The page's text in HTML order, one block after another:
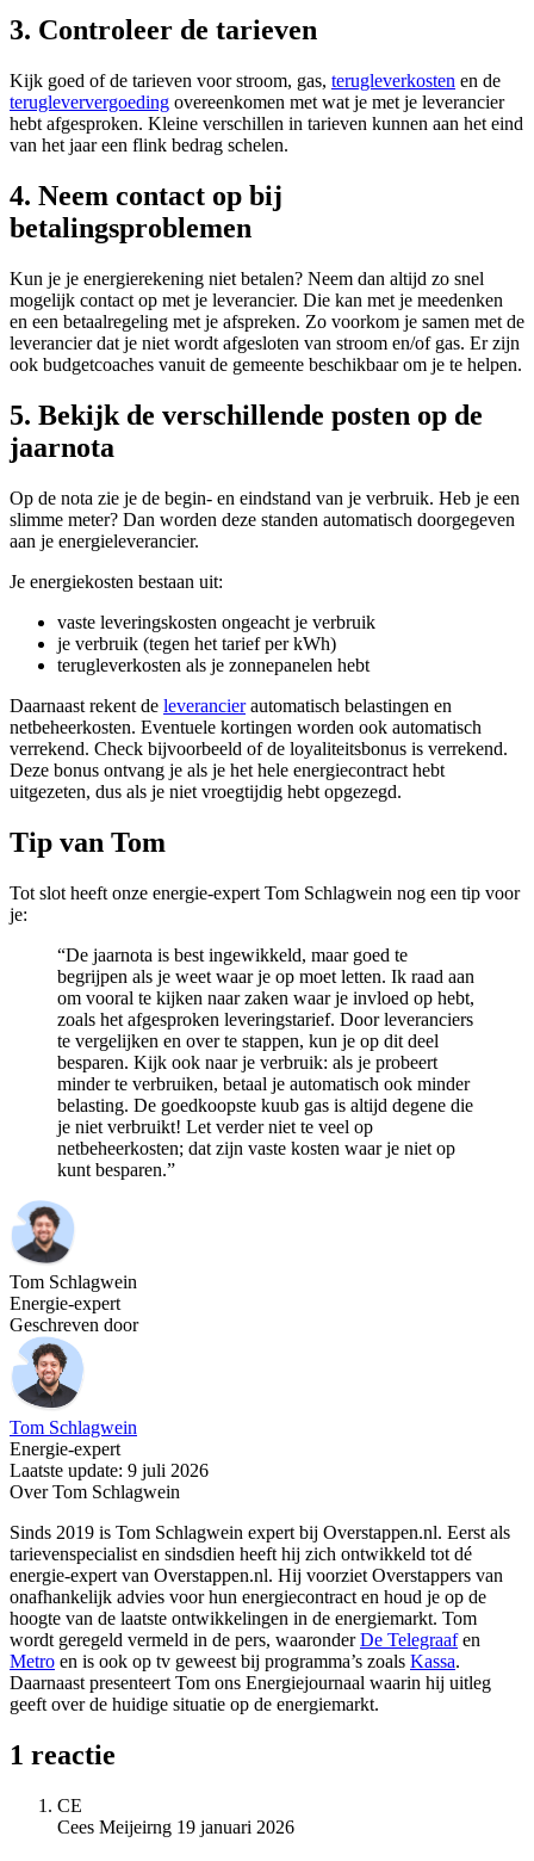
3. Controleer de tarieven
Kijk goed of de tarieven voor stroom, gas, terugleverkosten en de
terugleververgoeding overeenkomen met wat je met je leverancier
hebt afgesproken. Kleine verschillen in tarieven kunnen aan het eind
van het jaar een flink bedrag schelen.
4. Neem contact op bij
betalingsproblemen
Kun je je energierekening niet betalen? Neem dan altijd zo snel
mogelijk contact op met je leverancier. Die kan met je meedenken
en een betaalregeling met je afspreken. Zo voorkom je samen met de
leverancier dat je niet wordt afgesloten van stroom en/of gas. Er zijn
ook budgetcoaches vanuit de gemeente beschikbaar om je te helpen.
5. Bekijk de verschillende posten op de
jaarnota
Op de nota zie je de begin- en eindstand van je verbruik. Heb je een
slimme meter? Dan worden deze standen automatisch doorgegeven
aan je energieleverancier.
Je energiekosten bestaan uit:
vaste leveringskosten ongeacht je verbruik
je verbruik (tegen het tarief per kWh)
terugleverkosten als je zonnepanelen hebt
Daarnaast rekent de leverancierautomatisch belastingen en
netbeheerkosten. Eventuele kortingen worden ook automatisch
verrekend. Check bijvoorbeeld of de loyaliteitsbonus is verrekend.
Deze bonus ontvang je als je het hele energiecontract hebt
uitgezeten, dus als je niet vroegtijdig hebt opgezegd.
Tip van Tom
Tot slot heeft onze energie-expert Tom Schlagwein nog een tip voor
je:
“De jaarnota is best ingewikkeld, maar goed te
begrijpen als je weet waar je op moet letten. Ik raad aan
om vooral te kijken naar zaken waar je invloed op hebt,
zoals het afgesproken leveringstarief. Door leveranciers
te vergelijken en over te stappen, kun je op dit deel
besparen. Kijk ook naar je verbruik: als je probeert
minder te verbruiken, betaal je automatisch ook minder
belasting. De goedkoopste kuub gas is altijd degene die
je niet verbruikt! Let verder niet te veel op
netbeheerkosten; dat zijn vaste kosten waar je niet op
kunt besparen.”
Tom Schlagwein
Energie-expert
Geschreven door
Tom Schlagwein
Energie-expert
Laatste update: 9 juli 2026
Over Tom Schlagwein
Sinds 2019 is Tom Schlagwein expert bij Overstappen.nl. Eerst als
tarievenspecialist en sindsdien heeft hij zich ontwikkeld tot dé
energie-expert van Overstappen.nl. Hij voorziet Overstappers van
onafhankelijk advies voor hun energiecontract en houd je op de
hoogte van de laatste ontwikkelingen in de energiemarkt. Tom
wordt geregeld vermeld in de pers, waaronderDe Telegraafen
Metro en is ook op tv geweest bij programma’s zoals Kassa.
Daarnaast presenteert Tom ons Energiejournaal waarin hij uitleg
geeft over de huidige situatie op de energiemarkt.
1 reactie
CE
Cees Meijeirng 19 januari 2026